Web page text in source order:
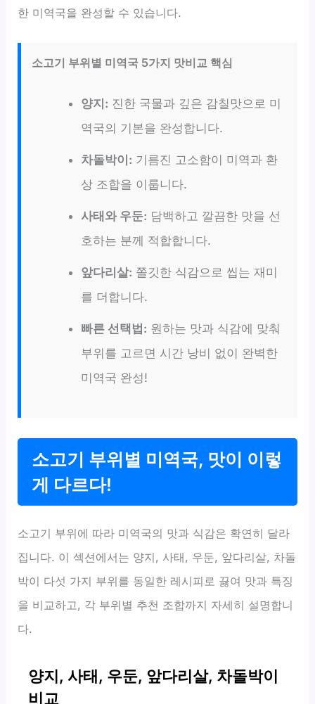
한 미역국을 완성할 수 있습니다.
소고기 부위별 미역국 5가지 맛비교 핵심
양지: 진한 국물과 깊은 감칠맛으로 미
역국의 기본을 완성합니다.
차돌박이: 기름진 고소함이 미역과 환
상 조합을 이룹니다.
사태와 우둔: 담백하고 깔끔한 맛을 선
호하는 분께 적합합니다.
앞다리살: 쫄깃한 식감으로 씹는 재미
를 더합니다.
빠른 선택법: 원하는 맛과 식감에 맞춰
부위를 고르면 시간 낭비 없이 완벽한
미역국 완성!
소고기 부위별 미역국, 맛이 이렇
게 다르다!
소고기 부위에 따라 미역국의 맛과 식감은 확연히 달라
집니다. 이 섹션에서는 양지, 사태, 우둔, 앞다리살, 차돌
박이 다섯 가지 부위를 동일한 레시피로 끓여 맛과 특징
을 비교하고, 각 부위별 추천 조합까지 자세히 설명합니
다.
양지, 사태, 우둔, 앞다리살, 차돌박이
비교